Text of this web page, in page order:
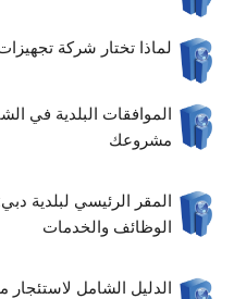
لماذا تختار شركة
الموافقات البلدية في
مشروعك
المقر الرئيسي لبلدية
الوظائف والخدمات
الدليل الشامل